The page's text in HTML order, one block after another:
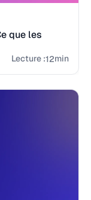
que les
Lecture :12min